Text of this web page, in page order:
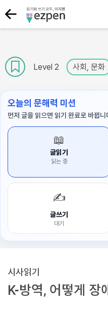
Level 2 사회, 문화
오늘의 문해력 미션
먼저 글을 읽으면 읽기 완료로 바뀝니
📖
글읽기
읽는 중
✍️
글쓰기
대기
시사읽기
K-방역, 어떻게 장